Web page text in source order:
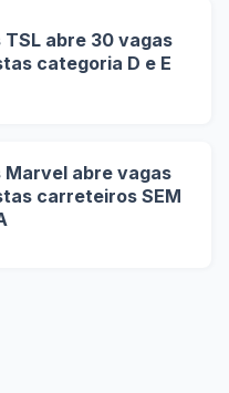
abre 30 vagas
categoria D e E
abre vagas
carreteiros SEM